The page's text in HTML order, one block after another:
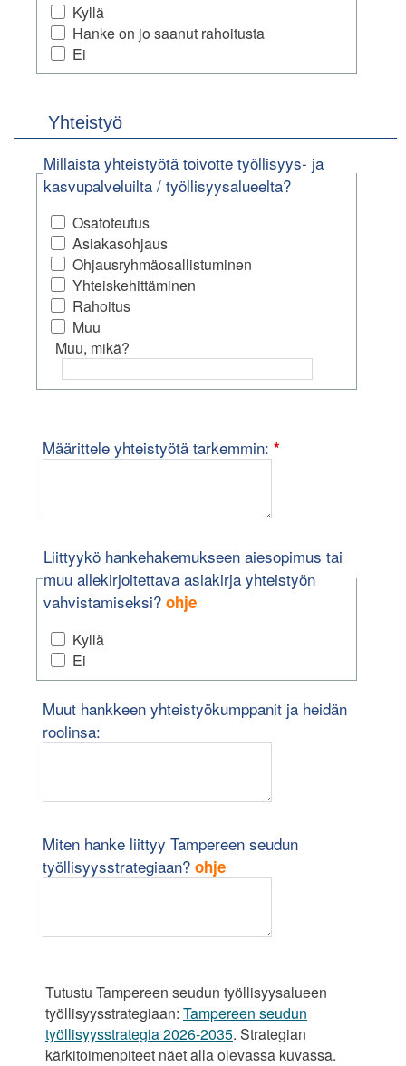
Kyllä
Hanke on jo saanut rahoitusta
Ei
Yhteistyö
Millaista yhteistyötä toivotte työllisyys- ja
kasvupalveluilta / työllisyysalueelta?
Osatoteutus
Asiakasohjaus
Ohjausryhmäosallistuminen
Yhteiskehittäminen
Rahoitus
Muu
Muu, mikä?
Määrittele yhteistyötä tarkemmin: *
Liittyykö hankehakemukseen aiesopimus tai
muu allekirjoitettava asiakirja yhteistyön
vahvistamiseksi? ohje
"Jos yhteistyön vahvistamiseksi riittää esimerkiksi
Kyllä
Ei
Muut hankkeen yhteistyökumppanit ja heidän
roolinsa:
Miten hanke liittyy Tampereen seudun
työllisyysstrategiaan? ohje
Tutustu Tampereen seudun työllisyysalueen
työllisyysstrategiaan: Tampereen seudun
työllisyysstrategia 2026-2035. Strategian
kärkitoimenpiteet näet alla olevassa kuvassa.